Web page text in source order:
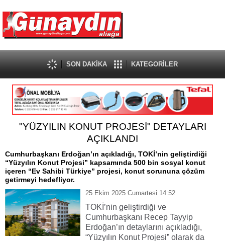
SON DAKİKA KATEGORİLER
"YÜZYILIN KONUT PROJESİ" DETAYLARI
AÇIKLANDI
Cumhurbaşkanı Erdoğan’ın açıkladığı, TOKİ’nin geliştirdiği
“Yüzyılın Konut Projesi” kapsamında 500 bin sosyal konut
içeren “Ev Sahibi Türkiye” projesi, konut sorununa çözüm
getirmeyi hedefliyor.
25 Ekim 2025 Cumartesi 14:52
TOKİ’nin geliştirdiği ve
Cumhurbaşkanı Recep Tayyip
Erdoğan’ın detaylarını açıkladığı,
“Yüzyılın Konut Projesi” olarak da